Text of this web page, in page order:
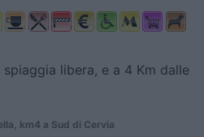
libera, e a 4 Km dalle
km4 a Sud di Cervia